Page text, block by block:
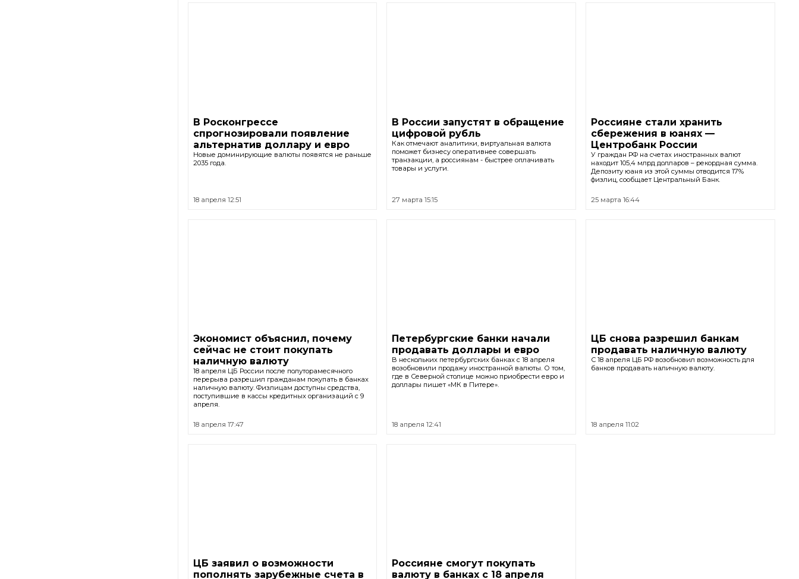
В Росконгрессе
спрогнозировали появление
альтернатив доллару и евро
Новые доминирующие валюты появятся не раньше
2035 года.
18 апреля 12:51
В России запустят в обращение
цифровой рубль
Как отмечают аналитики, виртуальная валюта
поможет бизнесу оперативнее совершать
транзакции, а россиянам - быстрее оплачивать
товары и услуги.
27 марта 15:15
Россияне стали хранить
сбережения в юанях —
Центробанк России
У граждан РФ на счетах иностранных валют
находит 105,4 млрд долларов – рекордная сумма.
Депозиту юаня из этой суммы отводится 17%
физлиц, сообщает Центральный Банк.
25 марта 16:44
Экономист объяснил, почему
сейчас не стоит покупать
наличную валюту
18 апреля ЦБ России после полуторамесячного
перерыва разрешил гражданам покупать в банках
наличную валюту. Физлицам доступны средства,
поступившие в кассы кредитных организаций с 9
апреля.
18 апреля 17:47
Петербургские банки начали
продавать доллары и евро
В нескольких петербургских банках с 18 апреля
возобновили продажу иностранной валюты. О том,
где в Северной столице можно приобрести евро и
доллары пишет «МК в Питере».
18 апреля 12:41
ЦБ снова разрешил банкам
продавать наличную валюту
С 18 апреля ЦБ РФ возобновил возможность для
банков продавать наличную валюту.
18 апреля 11:02
ЦБ заявил о возможности
пополнять зарубежные счета в
Россияне смогут покупать
валюту в банках с 18 апреля